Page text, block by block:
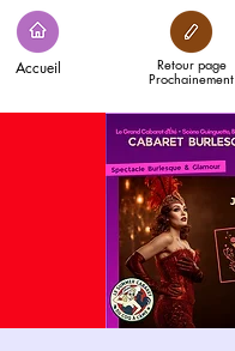
Accueil
Retour page
Prochainement